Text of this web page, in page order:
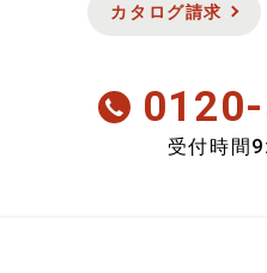
会員のみ特別送料
カタログ請求
受付時間